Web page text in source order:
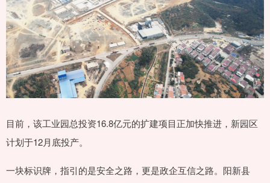
目前，该工业园总投资16.8亿元的扩建项目正加快推进，新园区
计划于12月底投产。
一块标识牌，指引的是安全之路，更是政企互信之路。阳新县